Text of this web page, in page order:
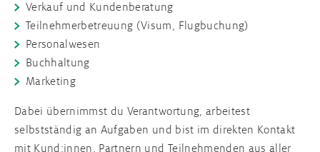
Schüleraustausch Spanien
Schüleraustausch Italien
Schüleraustausch Japan
Verkauf und Kundenberatung
Teilnehmerbetreuung (Visum, Flugbuchung)
Personalwesen
Buchhaltung
Marketing
Dabei übernimmst du Verantwortung, arbeitest
selbstständig an Aufgaben und bist im direkten Kontakt
mit Kund:innen, Partnern und Teilnehmenden aus aller